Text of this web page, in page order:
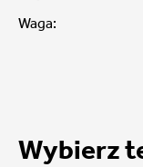
Waga:
Wybierz